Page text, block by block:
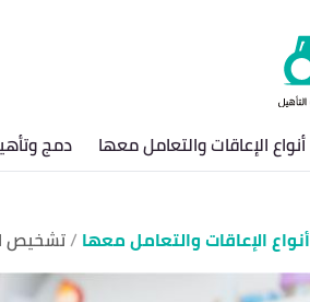
أنواع الإعاقات والتعامل معها دمج
أنواع الإعاقات والتعامل معها تشخيص